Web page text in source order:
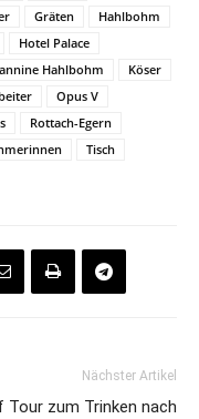
Gräten
Hahlbohm
Hotel Palace
Hahlbohm
Köser
Opus V
Rottach-Egern
Tisch
Nächster Artikel
Tour zum Trinken nach